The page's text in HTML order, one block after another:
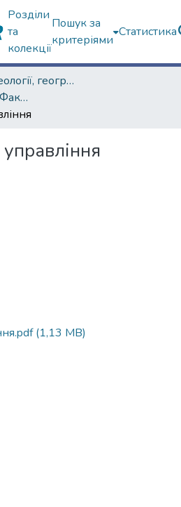
Розділи
та
колекції
Пошук за
критеріями
Статистика
Факультет геології, географіії, рекреації і туризму
Навчальні видання. Факультет геології, географіії, рекреації і туризму
(1,13 MB)